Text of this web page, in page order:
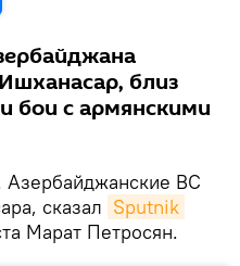
близ
бои с армянскими
Азербайджанские ВС
сказал Sputnik
Марат Петросян.